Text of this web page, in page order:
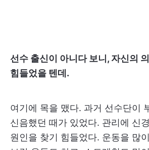
선수 출신이 아니다 보니, 자신의
힘들었을 텐데.
여기에 목을 맸다. 과거 선수단이
신음했던 때가 있었다. 관리에 신
원인을 찾기 힘들었다. 운동을 많